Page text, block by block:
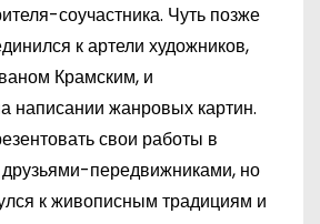
соучастника. Чуть позже
к артели художников,
Крамским, и
написании жанровых картин.
свои работы в
передвижниками, но
к живописным традициям и